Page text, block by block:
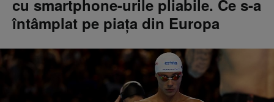
cu smartphone-urile pliabile. Ce s-a
întâmplat pe piața din Europa